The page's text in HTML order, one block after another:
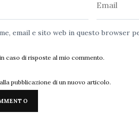
email e sito web in questo browser
caso di risposte al mio commento.
pubblicazione di un nuovo articolo.